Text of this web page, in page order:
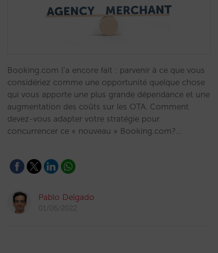
Booking.com l’a encore fait : parvenir à ce que vous
considériez comme une opportunité quelque chose
qui vous apporte une plus grande dépendance et une
augmentation des coûts sur les OTA. Comment
devez-vous adapter votre stratégie pour
concurrencer ce « nouveau » Booking.com?…
Pablo Delgado
01/06/2022